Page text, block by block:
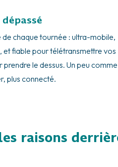
de chaque tournée : ultra-mobile,
fiable pour télétransmettre vos
le dessus. Un peu comme
plus connecté.
raisons